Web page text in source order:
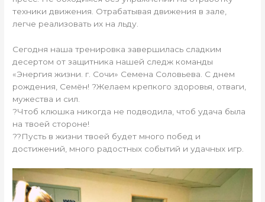
техники движения. Отрабатывая движения в зале,
легче реализовать их на льду.
Сегодня наша тренировка завершилась сладким
десертом от защитника нашей следж команды
«Энергия жизни. г. Сочи» Семена Соловьева. С днем
рождения, Семён! ?Желаем крепкого здоровья, отваги,
мужества и сил.
?Чтоб клюшка никогда не подводила, чтоб удача была
на твоей стороне!
??Пусть в жизни твоей будет много побед и
достижений, много радостных событий и удачных игр.